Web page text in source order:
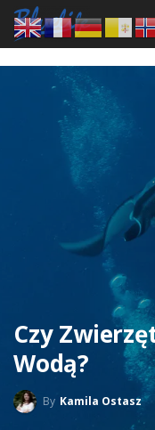
Czy
Wodą?
By Kamila Ostasz